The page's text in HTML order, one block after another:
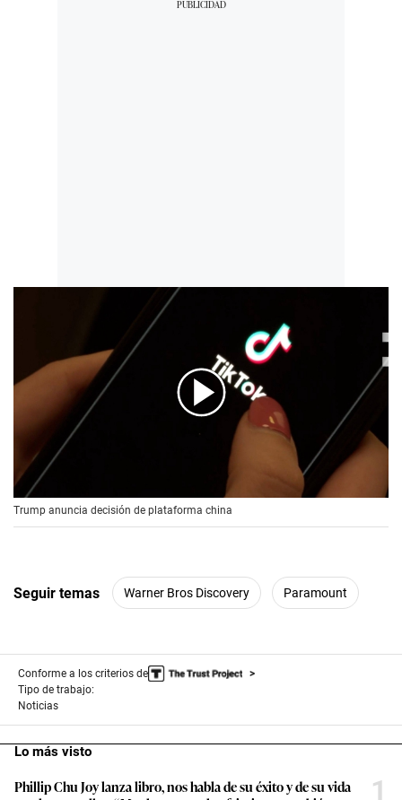
Trump anuncia decisión de plataforma china
Seguir temas Warner Bros Discovery Paramount
Conforme a los criterios de
Tipo de trabajo:
Noticias
Lo más visto
Phillip Chu Joy lanza libro, nos habla de su éxito y de su vida
1